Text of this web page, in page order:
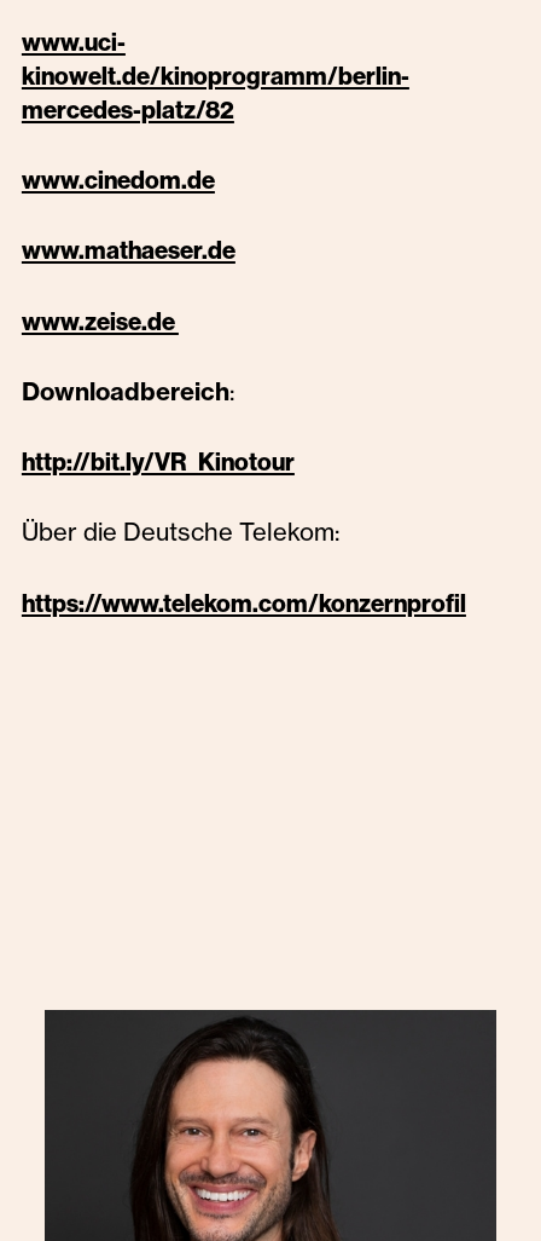
www.uci-
kinowelt.de/kinoprogramm/berlin-
mercedes-platz/82
www.cinedom.de
www.mathaeser.de
www.zeise.de
Downloadbereich:
http://bit.ly/VR_Kinotour
Über die Deutsche Telekom:
https://www.telekom.com/konzernprofil